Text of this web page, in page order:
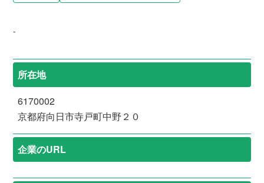
-
所在地
6170002
京都府向日市寺戸町中野２０
企業のURL